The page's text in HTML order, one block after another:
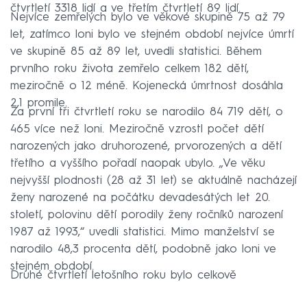
čtvrtletí 3318 lidí a ve třetím čtvrtletí 89 lidí.
Nejvíce zemřelých bylo ve věkové skupině 75 až 79
let, zatímco loni bylo ve stejném období nejvíce úmrtí
ve skupině 85 až 89 let, uvedli statistici. Během
prvního roku života zemřelo celkem 182 dětí,
meziročně o 12 méně. Kojenecká úmrtnost dosáhla
2,1 promile.
Za první tři čtvrtletí roku se narodilo 84 719 dětí, o
465 více než loni. Meziročně vzrostl počet dětí
narozených jako druhorozené, prvorozených a dětí
třetího a vyššího pořadí naopak ubylo. „Ve věku
nejvyšší plodnosti (28 až 31 let) se aktuálně nacházejí
ženy narozené na počátku devadesátých let 20.
století, polovinu dětí porodily ženy ročníků narození
1987 až 1993,“ uvedli statistici. Mimo manželství se
narodilo 48,3 procenta dětí, podobně jako loni ve
stejném období.
Druhé čtvrtletí letošního roku bylo celkově